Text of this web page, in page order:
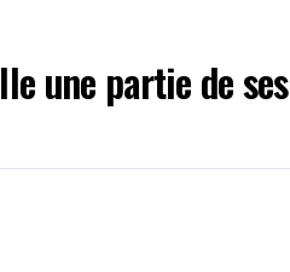
une partie de ses